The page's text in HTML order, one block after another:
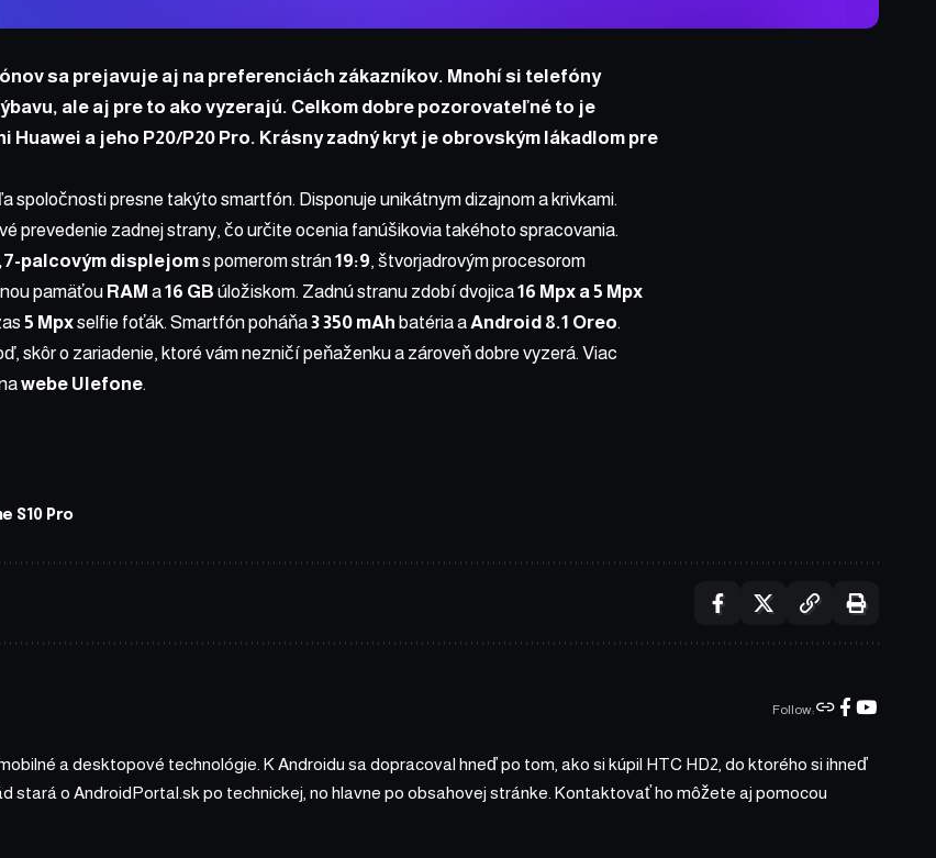
sa prejavuje aj na preferenciách zákazníkov. Mnohí si telefóny
ale aj pre to ako vyzerajú. Celkom dobre pozorovateľné to je
Huawei a jeho P20/P20 Pro. Krásny zadný kryt je obrovským lákadlom pre
spoločnosti presne takýto smartfón. Disponuje unikátnym dizajnom a krivkami.
prevedenie zadnej strany, čo určite ocenia fanúšikovia takéhoto spracovania.
palcovým displejoms pomerom strán19:9, štvorjadrovým procesorom
pamäťou RAM a16 GB úložiskom. Zadnú stranu zdobí dvojica16 Mpx a 5 Mpx
5 Mpxselfie foťák. Smartfón poháňa3 350 mAh batéria aAndroid 8.1 Oreo.
skôr o zariadenie, ktoré vám nezničí peňaženku a zároveň dobre vyzerá. Viac
webe Ulefone.
S10 Pro
Follow:
a desktopové technológie. K Androidu sa dopracoval hneď po tom, ako si kúpil HTC HD2, do ktorého si ihneď
stará o AndroidPortal.sk po technickej, no hlavne po obsahovej stránke. Kontaktovať ho môžete aj pomocou